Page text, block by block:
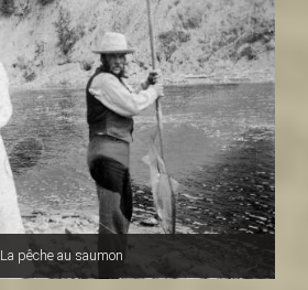
La pêche au saumon